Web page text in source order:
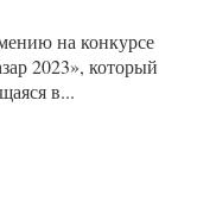
на конкурсе
2023», который
в...